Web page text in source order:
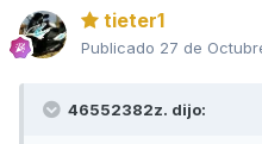
tieter1
Publicado 27 de
46552382z. dijo: